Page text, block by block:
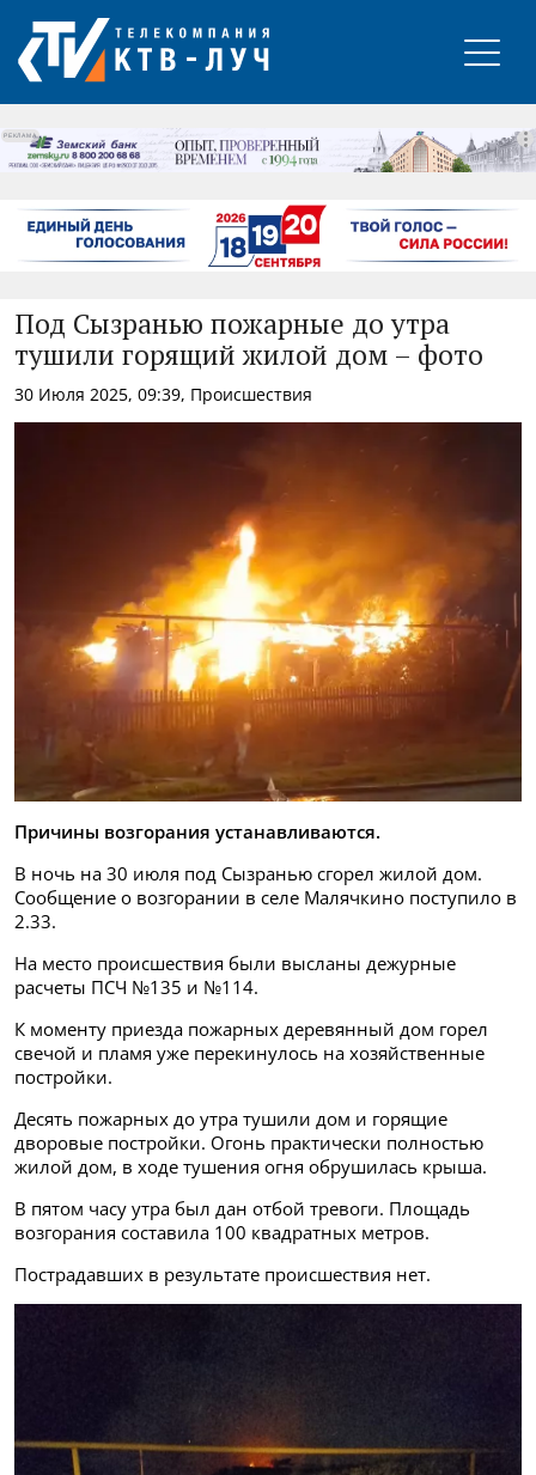
РЕКЛАМА
Под Сызранью пожарные до утра
тушили горящий жилой дом – фото
30 Июля 2025, 09:39, Происшествия
Причины возгорания устанавливаются.
В ночь на 30 июля под Сызранью сгорел жилой дом.
Сообщение о возгорании в селе Малячкино поступило в
2.33.
На место происшествия были высланы дежурные
расчеты ПСЧ №135 и №114.
К моменту приезда пожарных деревянный дом горел
свечой и пламя уже перекинулось на хозяйственные
постройки.
Десять пожарных до утра тушили дом и горящие
дворовые постройки. Огонь практически полностью
жилой дом, в ходе тушения огня обрушилась крыша.
В пятом часу утра был дан отбой тревоги. Площадь
возгорания составила 100 квадратных метров.
Пострадавших в результате происшествия нет.